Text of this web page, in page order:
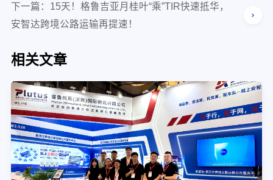
下一篇：15天！格鲁吉亚月桂叶“乘”TIR快速抵华，
安智达跨境公路运输再提速！
相关文章